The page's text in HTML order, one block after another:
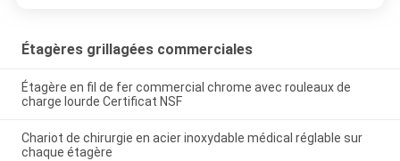
Étagères grillagées commerciales
Étagère en fil de fer commercial chrome avec rouleaux de
charge lourde Certificat NSF
Chariot de chirurgie en acier inoxydable médical réglable sur
chaque étagère